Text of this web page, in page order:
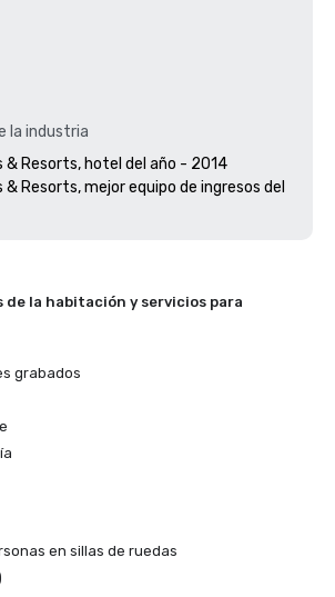
la industria
Resorts, hotel del año - 2014
Resorts, mejor equipo de ingresos del
la habitación y servicios para
grabados
en sillas de ruedas